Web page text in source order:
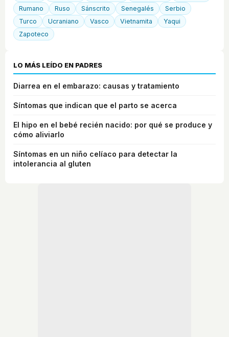
Rumano
Ruso Sánscrito Senegalés
Serbio
Turco
Ucraniano Vasco Vietnamita
Yaqui
Zapoteco
LO MÁS LEÍDO EN PADRES
Diarrea en el embarazo: causas y tratamiento
Síntomas que indican que el parto se acerca
El hipo en el bebé recién nacido: por qué se produce y
cómo aliviarlo
Síntomas en un niño celíaco para detectar la
intolerancia al gluten